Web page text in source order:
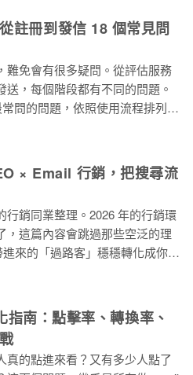
、不需要下載任何資料。 注
ChatGPT、Lovable 情境 1
率，不用進後台
點擊右
式」視
mcp 往下捲動，勾
註冊到發信 18 個常見問
難免會有很多疑問。從評估服務
，每個階段都有不同的問題。
問的問題，依照使用流程排列，
量 重要程
當下 DNS 寄件者身份
完成 開始寄信前，務必提早處理
發信前確認 製作第一封信時
有簡訊需求時，審查需等待 帳
務與發票 1 個問題 ⭐⭐ 遇到再查 採購完成後 💡 新手提醒
× Email 行銷，把搜尋流
行銷同業整理。2026 年的行銷環
，這篇內容會跳過那些空泛的理
來的「過路客」穩穩轉化成你的
讓大家辛辛苦苦排上第一頁的
，致力於將公域流量精準導流至
域資產。 唯有建立起這
南：點擊率、轉換率、
真的點進來看？又有多少人點了